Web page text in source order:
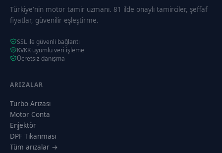
Türkiye'nin motor tamir uzmanı. 81 ilde onaylı tamirciler, şeffaf
fiyatlar, güvenilir eşleştirme.
SSL ile güvenli bağlantı
KVKK uyumlu veri işleme
Ücretsiz danışma
ARIZALAR
Turbo Arızası
Motor Conta
Enjektör
DPF Tıkanması
Tüm arızalar →